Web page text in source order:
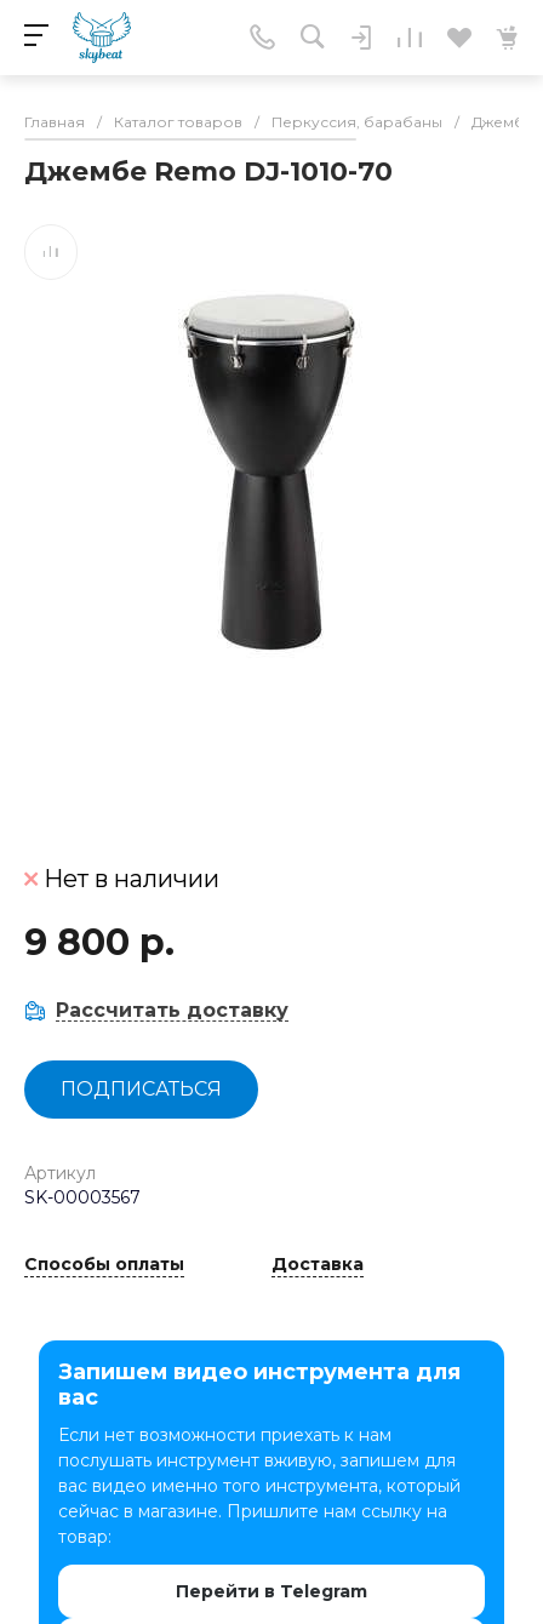
Главная / Каталог товаров / Перкуссия, барабаны / Джембе
Джембе Remo DJ-1010-70
Нет в наличии
9 800 р.
Рассчитать доставку
ПОДПИСАТЬСЯ
Артикул
SK-00003567
Способы оплаты Доставка
Запишем видео инструмента для
вас
Если нет возможности приехать к нам
послушать инструмент вживую, запишем для
вас видео именно того инструмента, который
сейчас в магазине. Пришлите нам ссылку на
товар:
Перейти в Telegram